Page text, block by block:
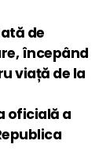
de
începând
viață de la
oficială a